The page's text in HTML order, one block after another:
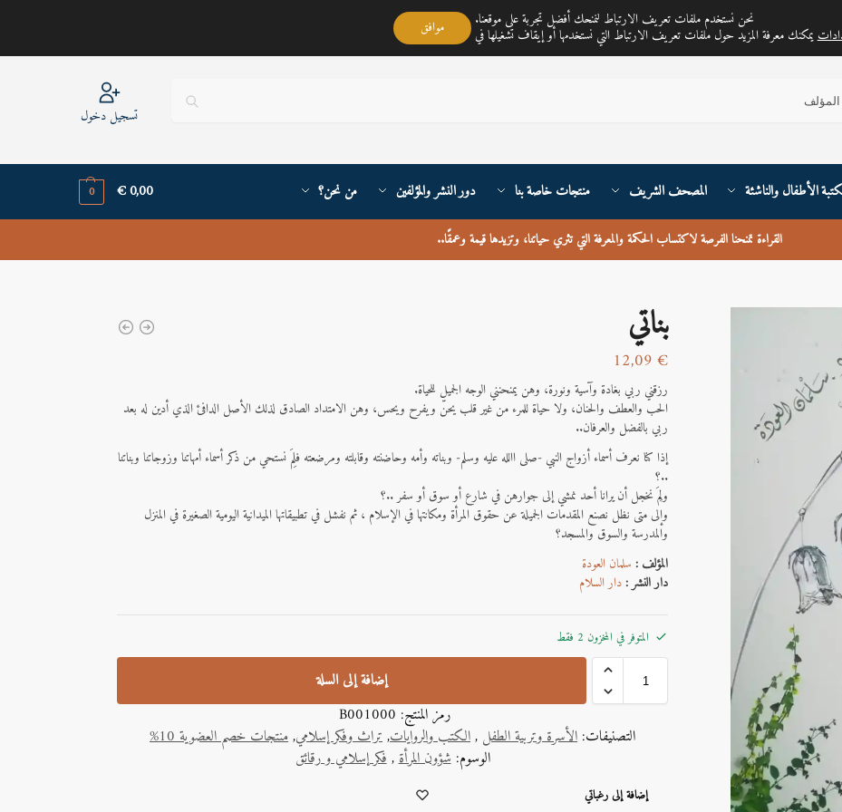
مكتبة ناي متجر لمبيع الكتب العربية تغطي خدمته جميع أنحاء القارة الأوربية والعالم
تسجيل دخول
الأطفال والناشئة المصحف الشريف منتجات خاصة بنا دور النشر والمؤلفين من نحن؟ 0,00
€
0
القراءة تمنحنا الفرصة لاكتساب الحكمة والمعرفة التي تثري حياتنا، وتزيدها قيمة وعمقًا..
بناتي
12,09€
رزقني ربي بغادة وآسية ونورة، وهن يمنحنني الوجه الجميل للحياة.
الحب والعطف والحنان، ولا حياة للمرء من غير قلب يحنّ ويفرح ويحس، وهن الامتداد الصادق لذلك الأصل الدافئ الذي أدين له بعد
ربي بالفضل والعرفان..
إذا كنا نعرف أسماء أزواج النبي -صلى االله عليه وسلم- وبناته وأمه وحاضنته وقابلته ومرضعته فلِمَ نستحي من ذكر أسماء أمهاتنا وزوجاتنا وبناتنا
..؟
ولِمَ نخجل أن يرانا أحد نمشي إلى جوارهن في شارع أو سوق أو سفر ..؟
وإلى متى نظل نصنع المقدمات الجميلة عن حقوق المرأة ومكانتها في الإسلام ، ثم نفشل في تطبيقاتها الميدانية اليومية الصغيرة في المنزل
والمدرسة والسوق والمسجد؟
المؤلف : سلمان العودة
دار النشر :دار السلام
المتوفر في المخزون 2 فقط
إضافة إلى السلة
رمز المنتج: B001000
التصنيفات: الأسرة وتربية الطفل ,الكتب والروايات,تراث وفكر إسلامي,منتجات خصم العضوية 10%
الوسوم:شؤون المرأة,فكر إسلامي و رقائق
إضافة إلى رغباتي
نحن نستخدم ملفات تعريف الارتباط لنمنحك أفضل تجربة على موقعنا.
يمكنك معرفة المزيد حول ملفات تعريف الارتباط التي نستخدمها أو إيقاف تشغيلها في موافق